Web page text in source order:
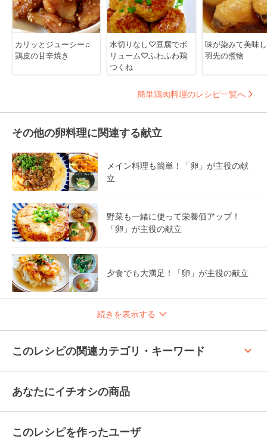
カリッとジューシー♫
鶏皮の甘辛焼き
水切りなし♡豆腐でボ
リューム♡ふわふわ鶏
つくね
味が染みて美味
羽先の煮物
簡単鶏肉料理のレシピ一覧へ
その他の卵料理に関連する献立
メイン料理も簡単！「卵」が主役の献
立
野菜も一緒に使って栄養価アップ！
「卵」が主役の献立
夕食でも大満足！「卵」が主役の献立
続きを表示する
このレシピの関連カテゴリ・キーワード keyboard_arrow_up
あなたにイチオシの商品
このレシピを作ったユーザ